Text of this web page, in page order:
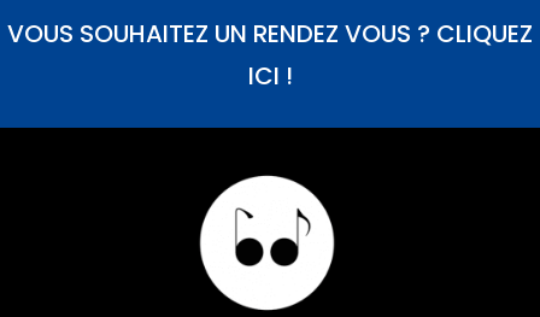
VOUS SOUHAITEZ UN RENDEZ VOUS ? CLIQUEZ
ICI !